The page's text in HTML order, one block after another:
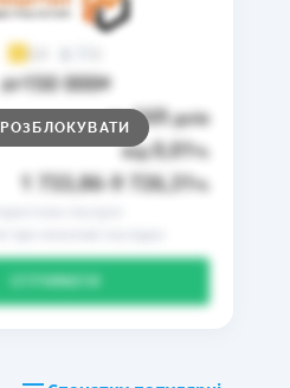
3,9
до150 000₴
до 169днів
від0,01%
1 733,86 9 726,31%
РОЗБЛОКУВАТИ